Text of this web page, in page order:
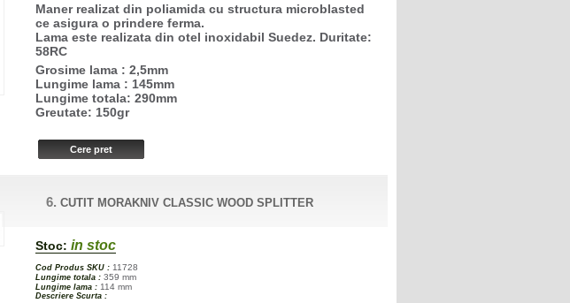
Maner realizat din poliamida cu structura microblasted
ce asigura o prindere ferma.
Lama este realizata din otel inoxidabil Suedez. Duritate:
58RC
Grosime lama : 2,5mm
Lungime lama : 145mm
Lungime totala: 290mm
Greutate: 150gr
6.CUTIT MORAKNIV CLASSIC WOOD SPLITTER
Stoc: in stoc
Cod Produs SKU : 11728
Lungime totala : 359 mm
Lungime lama : 114 mm
Descriere Scurta :